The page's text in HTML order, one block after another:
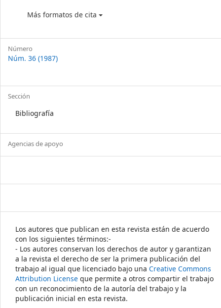
Más formatos de cita
Número
Núm. 36 (1987)
Sección
Bibliografía
Agencias de apoyo
Los autores que publican en esta revista están de acuerdo
con los siguientes términos:-
- Los autores conservan los derechos de autor y garantizan
a la revista el derecho de ser la primera publicación del
trabajo al igual que licenciado bajo una Creative Commons
Attribution License que permite a otros compartir el trabajo
con un reconocimiento de la autoría del trabajo y la
publicación inicial en esta revista.